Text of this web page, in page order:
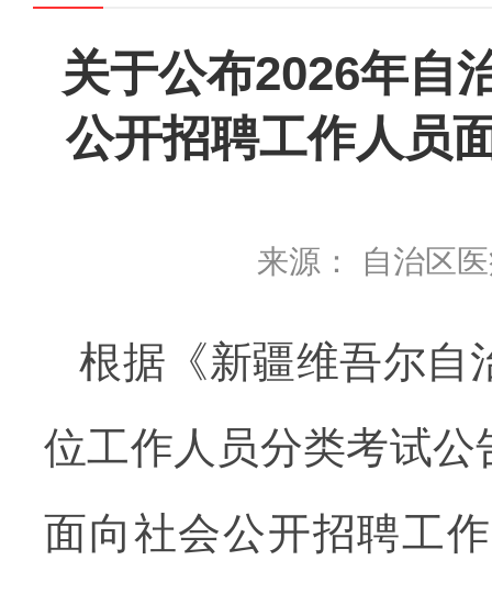
关于公布2026年自
公开招聘工作人员
来源： 自治区
根据《新疆维吾尔自
位工作人员分类考试公
面向社会公开招聘工